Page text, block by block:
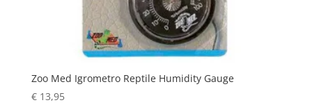
Zoo Med Igrometro Reptile Humidity Gauge
€13,95